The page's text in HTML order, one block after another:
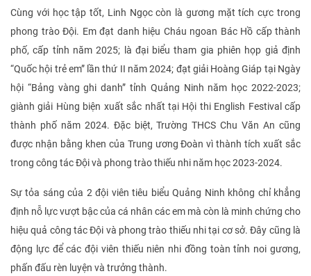
Cùng với học tập tốt, Linh Ngọc còn là gương mặt tích cực trong
phong trào Đội. Em đạt danh hiệu Cháu ngoan Bác Hồ cấp thành
phố, cấp tỉnh năm 2025; là đại biểu tham gia phiên họp giả định
“Quốc hội trẻ em” lần thứ II năm 2024; đạt giải Hoàng Giáp tại Ngày
hội “Bảng vàng ghi danh” tỉnh Quảng Ninh năm học 2022-2023;
giành giải Hùng biện xuất sắc nhất tại Hội thi English Festival cấp
thành phố năm 2024. Đặc biệt, Trường THCS Chu Văn An cũng
được nhận bằng khen của Trung ương Đoàn vì thành tích xuất sắc
trong công tác Đội và phong trào thiếu nhi năm học 2023-2024.
Sự tỏa sáng của 2 đội viên tiêu biểu Quảng Ninh không chỉ khẳng
định nỗ lực vượt bậc của cá nhân các em mà còn là minh chứng cho
hiệu quả công tác Đội và phong trào thiếu nhi tại cơ sở. Đây cũng là
động lực để các đội viên thiếu niên nhi đồng toàn tỉnh noi gương,
phấn đấu rèn luyện và trưởng thành.